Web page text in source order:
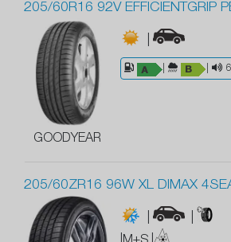
205/60R16 92V EFFICIENTGRIP
GOODYEAR
|
205/60ZR16 96W XL DIMAX
|